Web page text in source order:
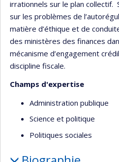
irrationnels sur le plan
sur les problèmes de
matière d’éthique et de
des ministères des finances
mécanisme d’engagement
discipline fiscale.
Champs d'expertise
Administration publique
Science et politique
Politiques sociales